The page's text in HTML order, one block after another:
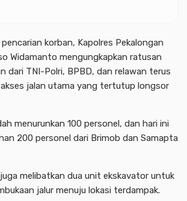
korban, Kapolres Pekalongan
Widamanto mengungkapkan ratusan
dari TNI-Polri, BPBD, dan relawan terus
akses jalan utama yang tertutup longsor
menurunkan 100 personel, dan hari ini
200 personel dari Brimob dan Samapta
melibatkan dua unit ekskavator untuk
jalur menuju lokasi terdampak.